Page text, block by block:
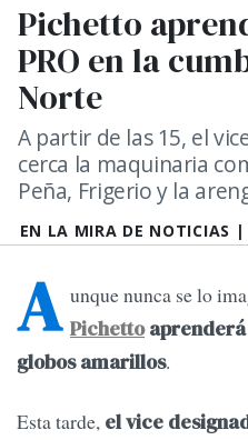
EN LA MIRA DE NOTICIAS |
Pichetto
PRO en la
Norte
A partir de las 15, el
cerca la maquinaria
Peña, Frigerio y la
A unque nunca se lo
Pichettoaprenderá
globos amarillos.
Esta tarde, el vice